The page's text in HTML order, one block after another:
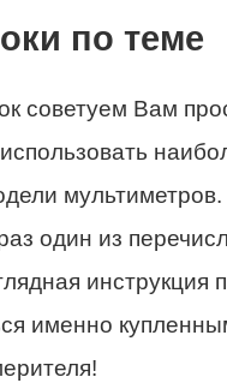
по теме
советуем Вам
один из
инструкция
именно